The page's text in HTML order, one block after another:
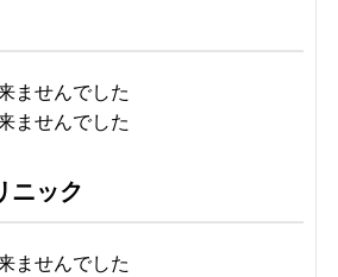
ませんでした
ませんでした
ニック
ませんでした